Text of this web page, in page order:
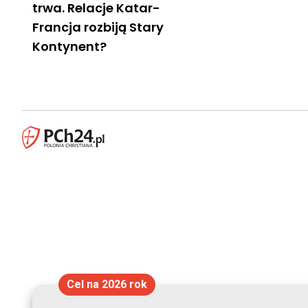
trwa. Relacje Katar-
Francja rozbiją Stary
Kontynent?
Cel na 2026 rok